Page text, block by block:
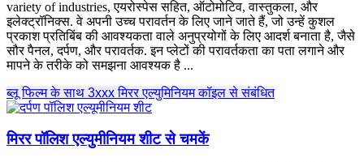
variety of industries, एयरोस्पेस सहित, ऑटोमोटिव, वास्तुकला, और
इलेक्ट्रॉनिक्स. वे अपनी उच्च परावर्तन के लिए जाने जाते हैं, जो उन्हें कुशल
प्रकाश प्रतिबिंब की आवश्यकता वाले अनुप्रयोगों के लिए आदर्श बनाता है, जैसे
सौर पैनल, दर्पण, और परावर्तक. इन प्लेटों की परावर्तकता का पता लगाने और
मापने के तरीके को समझना आवश्यक है ...
ब्लू फिल्म के साथ 3xxx मिरर एल्युमिनियम कॉइल से संबंधित
मिरर पॉलिश एल्युमीनियम शीट से चमकें